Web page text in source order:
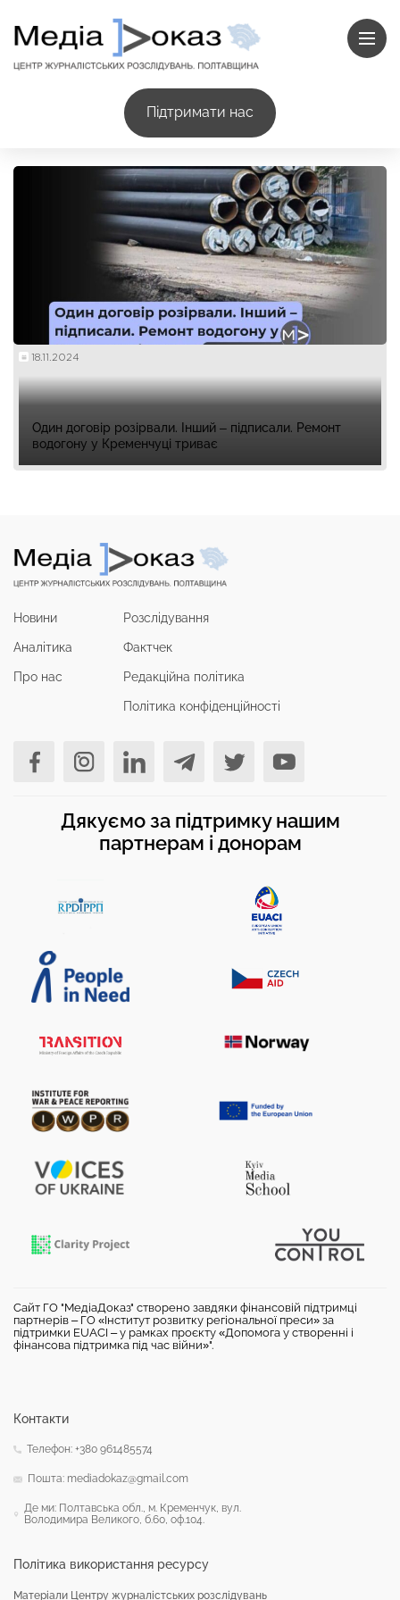
Підтримати нас
18.11.2024
Один договір розірвали. Інший – підписали. Ремонт
водогону у Кременчуці триває
Новини
Аналітика
Про нас
Розслідування
Фактчек
Редакційна політика
Політика конфіденційності
Дякуємо за підтримку нашим
партнерам і донорам
Сайт ГО "МедіаДоказ" створено завдяки фінансовій підтримці
партнерів – ГО «Інститут розвитку регіональної преси» за
підтримки EUACI – у рамках проєкту «Допомога у створенні і
фінансова підтримка під час війни»".
Політика використання ресурсу
Матеріали Центру журналістських розслідувань
Контакти
Телефон: +380 961485574
Пошта: mediadokaz@gmail.com
Де ми: Полтавська обл., м. Кременчук, вул.
Володимира Великого, б.60, оф.104.